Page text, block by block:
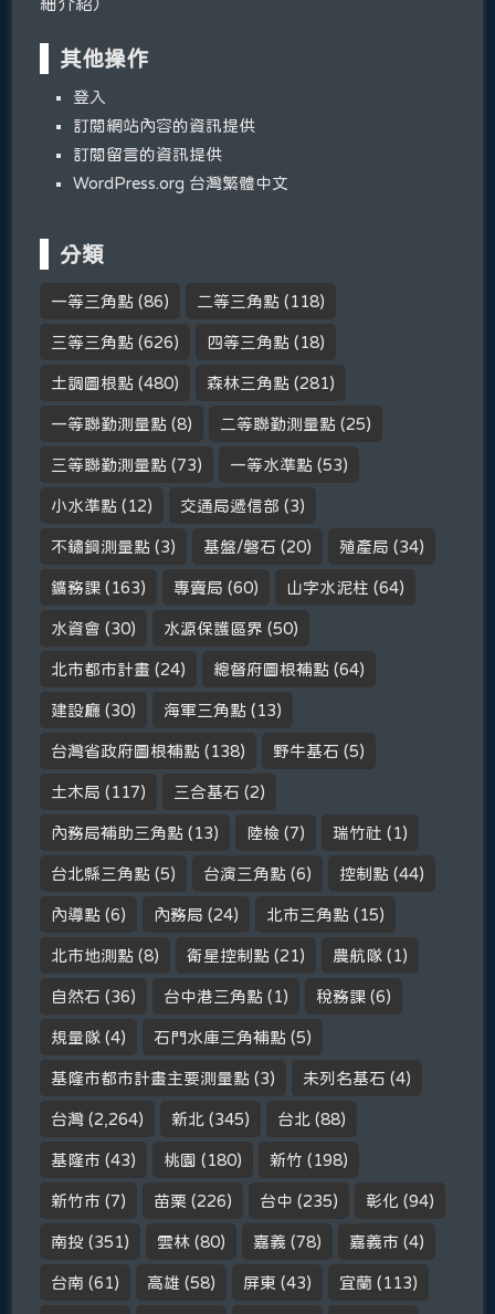
細介紹）
其他操作
登入
訂閱網站內容的資訊提供
訂閱留言的資訊提供
WordPress.org 台灣繁體中文
分類
一等三角點 (86) 二等三角點 (118)
三等三角點 (626) 四等三角點 (18)
土調圖根點 (480) 森林三角點 (281)
一等聯勤測量點 (8) 二等聯勤測量點 (25)
三等聯勤測量點 (73) 一等水準點 (53)
小水準點 (12) 交通局遞信部 (3)
不鏽鋼測量點 (3) 基盤/磐石 (20) 殖產局 (34)
鑛務課 (163) 專賣局 (60) 山字水泥柱 (64)
水資會 (30) 水源保護區界 (50)
北市都市計畫 (24) 總督府圖根補點 (64)
建設廳 (30) 海軍三角點 (13)
台灣省政府圖根補點 (138) 野牛基石 (5)
土木局 (117) 三合基石 (2)
內務局補助三角點 (13) 陸檢 (7) 瑞竹社 (1)
台北縣三角點 (5) 台演三角點 (6) 控制點 (44)
內導點 (6) 內務局 (24) 北市三角點 (15)
北市地測點 (8) 衛星控制點 (21) 農航隊 (1)
自然石 (36) 台中港三角點 (1) 稅務課 (6)
規量隊 (4) 石門水庫三角補點 (5)
基隆市都市計畫主要測量點 (3) 未列名基石 (4)
台灣 (2,264) 新北 (345) 台北 (88)
基隆市 (43) 桃園 (180) 新竹 (198)
新竹市 (7) 苗栗 (226) 台中 (235) 彰化 (94)
南投 (351) 雲林 (80) 嘉義 (78) 嘉義市 (4)
台南 (61) 高雄 (58) 屏東 (43) 宜蘭 (113)